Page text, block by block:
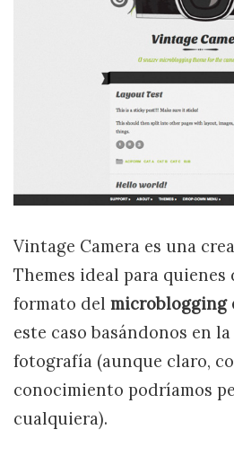
Vintage Camera es una
Themes ideal para quienes
formato del microblogging
este caso basándonos en
fotografía (aunque claro,
conocimiento podríamos
cualquiera).